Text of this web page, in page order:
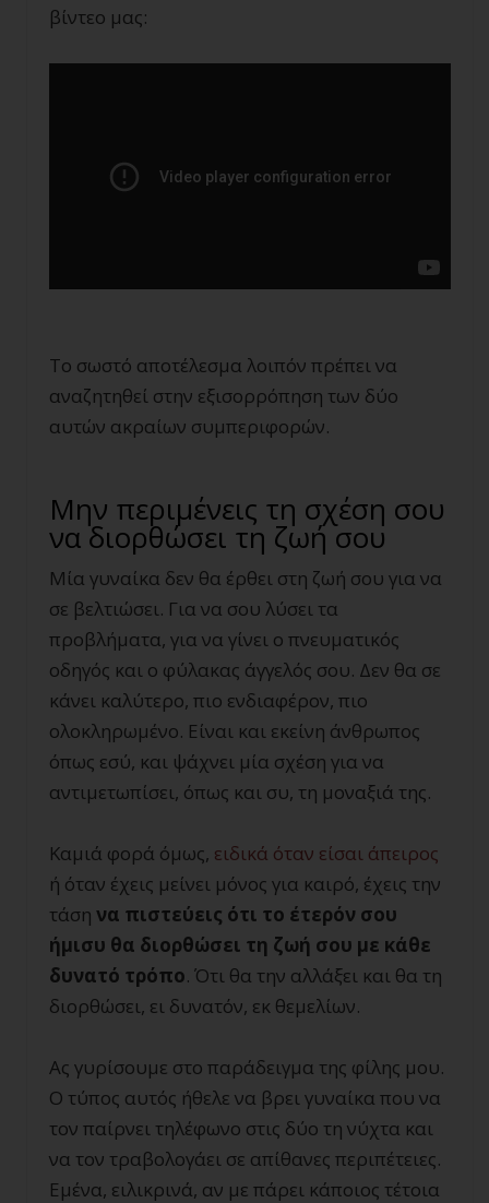
βίντεο μας:
Το σωστό αποτέλεσμα λοιπόν πρέπει να
αναζητηθεί στην εξισορρόπηση των δύο
αυτών ακραίων συμπεριφορών.
Μην περιμένεις τη σχέση σου
να διορθώσει τη ζωή σου
Μία γυναίκα δεν θα έρθει στη ζωή σου για να
σε βελτιώσει. Για να σου λύσει τα
προβλήματα, για να γίνει ο πνευματικός
οδηγός και ο φύλακας άγγελός σου. Δεν θα σε
κάνει καλύτερο, πιο ενδιαφέρον, πιο
ολοκληρωμένο. Είναι και εκείνη άνθρωπος
όπως εσύ, και ψάχνει μία σχέση για να
αντιμετωπίσει, όπως και συ, τη μοναξιά της.
Καμιά φορά όμως, ειδικά όταν είσαι άπειρος
ή όταν έχεις μείνει μόνος για καιρό, έχεις την
τάση να πιστεύεις ότι το έτερόν σου
ήμισυ θα διορθώσει τη ζωή σου με κάθε
δυνατό τρόπο. Ότι θα την αλλάξει και θα τη
διορθώσει, ει δυνατόν, εκ θεμελίων.
Ας γυρίσουμε στο παράδειγμα της φίλης μου.
Ο τύπος αυτός ήθελε να βρει γυναίκα που να
τον παίρνει τηλέφωνο στις δύο τη νύχτα και
να τον τραβολογάει σε απίθανες περιπέτειες.
Εμένα, ειλικρινά, αν με πάρει κάποιος τέτοια